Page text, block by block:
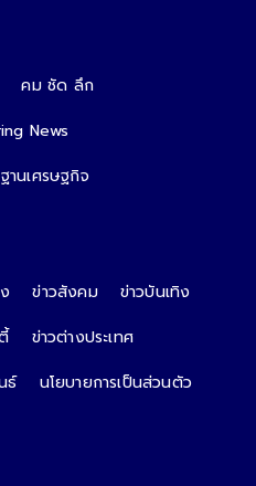
คม ชัด ลึก
News
ฐานเศรษฐกิจ
ข่าวสังคม
ข่าวบันเทิง
ข่าวต่างประเทศ
ธ์ นโยบายการเป็นส่วนตัว